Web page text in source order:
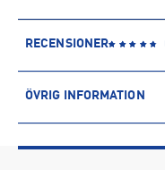
RECENSIONER
ÖVRIG INFORMATION
Produktnummer: